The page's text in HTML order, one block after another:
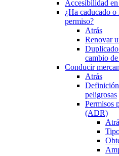
Accesibilidad
¿Ha caducado o
permiso?
Atrás
Renovar
cambio
Conducir
Atrás
peligrosas
Permisos
(ADR)